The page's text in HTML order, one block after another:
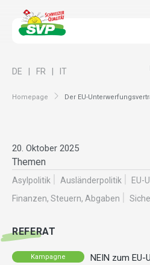
Homepage Der EU-
DE FR IT
20. Oktober 2025
Themen
Asylpolitik Ausländer­politik
EU-
Finanzen, Steuern, Abgaben
REFERAT
Kampagne
NEIN zum